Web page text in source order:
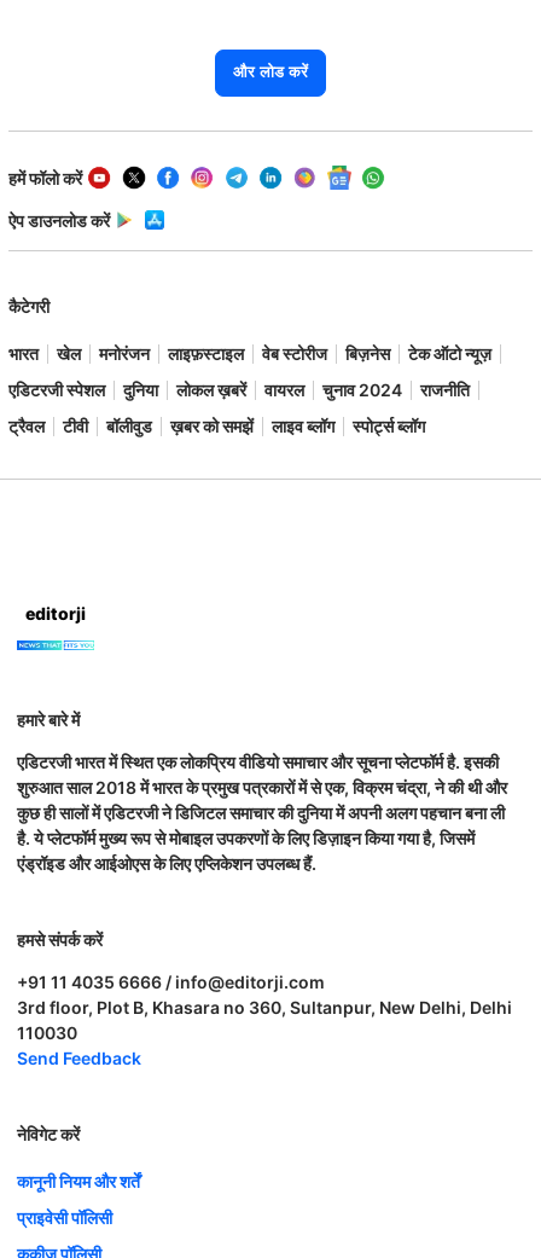
और लोड करें
हमें फॉलो करें
ऐप डाउनलोड करें
कैटेगरी
भारत खेल मनोरंजन लाइफ़स्टाइल वेब स्टोरीज बिज़नेस
टेक ऑटो न्यूज़
एडिटरजी स्पेशल
दुनिया लोकल ख़बरें वायरल चुनाव 2024
राजनीति
ट्रैवल
टीवी बॉलीवुड ख़बर को समझें लाइव ब्लॉग स्पोर्ट्स ब्लॉग
editorji
हमारे बारे में
एडिटरजी भारत में स्थित एक लोकप्रिय वीडियो समाचार और सूचना प्लेटफॉर्म है. इसकी
शुरुआत साल 2018 में भारत के प्रमुख पत्रकारों में से एक, विक्रम चंद्रा, ने की थी और
कुछ ही सालों में एडिटरजी ने डिजिटल समाचार की दुनिया में अपनी अलग पहचान बना ली
है. ये प्लेटफॉर्म मुख्य रूप से मोबाइल उपकरणों के लिए डिज़ाइन किया गया है, जिसमें
एंड्रॉइड और आईओएस के लिए एप्लिकेशन उपलब्ध हैं.
हमसे संपर्क करें
+91 11 4035 6666 / info@editorji.com
3rd floor, Plot B, Khasara no 360, Sultanpur, New Delhi, Delhi
110030
Send Feedback
नेविगेट करें
कानूनी नियम और शर्तें
प्राइवेसी पॉलिसी
कुकीज़ पॉलिसी